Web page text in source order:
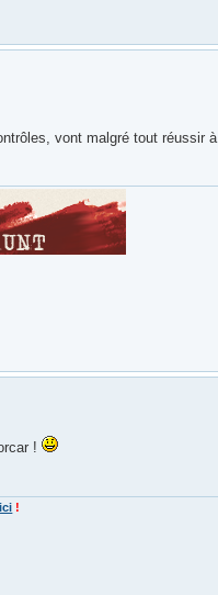
vont malgré tout réussir à
!
ici !